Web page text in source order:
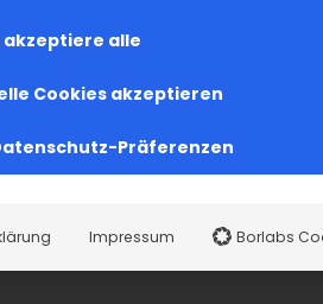
akzeptiere alle
Cookies akzeptieren
Präferenzen
Impressum Borlabs